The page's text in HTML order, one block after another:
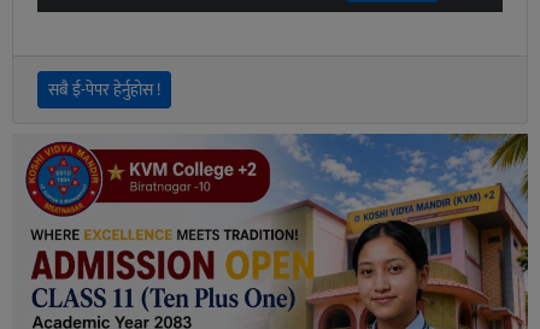
सबै ई-पेपर हेर्नुहोस !